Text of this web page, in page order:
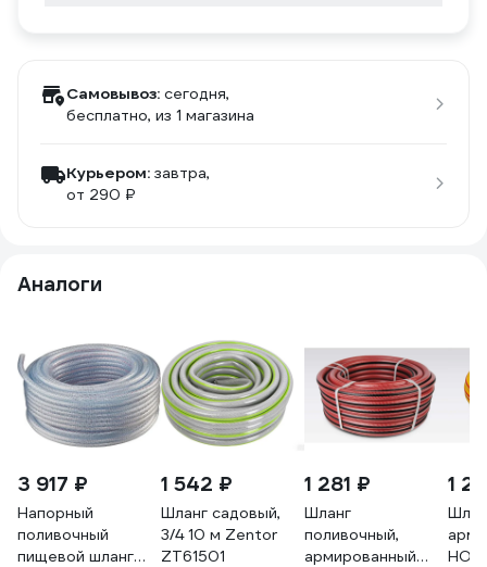
Самовывоз: сегодня,
бесплатно, из 1 магазина
Курьером: завтра,
от 290 ₽
Аналоги
3 917 ₽
Напорный
поливочный
пищевой шланг
1 542 ₽
Шланг садовый,
3/4 10 м Zentor
ZT61501
1 281 ₽
Шланг
поливочный,
армированный
1